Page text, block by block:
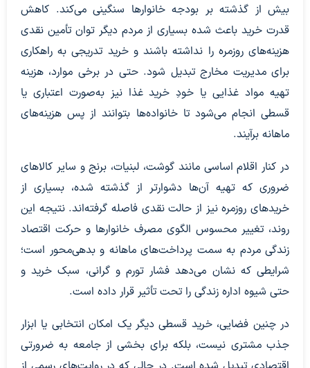
بیش از گذشته بر بودجه خانوارها سنگینی می‌کند. کاهش
قدرت خرید باعث شده بسیاری از مردم دیگر توان تأمین نقدی
هزینه‌های روزمره را نداشته باشند و خرید تدریجی به راهکاری
برای مدیریت مخارج تبدیل شود. حتی در برخی موارد، هزینه
تهیه مواد غذایی یا خودِ خرید غذا نیز به‌صورت اعتباری یا
قسطی انجام می‌شود تا خانواده‌ها بتوانند از پس هزینه‌های
ماهانه برآیند.
در کنار اقلام اساسی مانند گوشت، لبنیات، برنج و سایر کالاهای
ضروری که تهیه آن‌ها دشوارتر از گذشته شده، بسیاری از
خریدهای روزمره نیز از حالت نقدی فاصله گرفته‌اند. نتیجه این
روند، تغییر محسوس الگوی مصرف خانوارها و حرکت اقتصاد
زندگی مردم به سمت پرداخت‌های ماهانه و بدهی‌محور است؛
شرایطی که نشان می‌دهد فشار تورم و گرانی، سبک خرید و
حتی شیوه اداره زندگی را تحت تأثیر قرار داده است.
در چنین فضایی، خرید قسطی دیگر یک امکان انتخابی یا ابزار
جذب مشتری نیست، بلکه برای بخشی از جامعه به ضرورتی